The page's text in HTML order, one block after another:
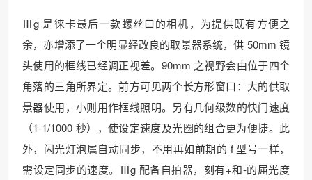
Ⅲg 是徕卡最后一款螺丝口的相机，为提供既有方便之
余，亦增添了一个明显经改良的取景器系统，供 50mm 镜
头使用的框线已经调正视差。90mm 之视野会由位于四个
角落的三角所界定。前方可见两个长方形窗口：大的供取
景器使用，小则用作框线照明。另有几何级数的快门速度
（1-1/1000 秒），使设定速度及光圈的组合更为便捷。此
外，闪光灯泡属自动同步，不用再如前期的 f 型号一样，
需设定同步的速度。Ⅲg 配备自拍器，刻有+和-的屈光度